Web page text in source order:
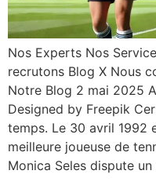
Nos Experts Nos
recrutons Blog X Nous
Notre Blog 2 mai 2025
Designed by Freepik
temps. Le 30 avril 1992
meilleure joueuse de
Monica Seles dispute